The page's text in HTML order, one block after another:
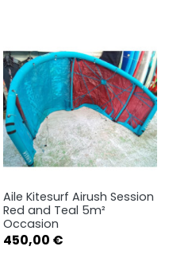
Aile Kitesurf Airush Session
Red and Teal 5m²
Occasion
Prix
450,00 €